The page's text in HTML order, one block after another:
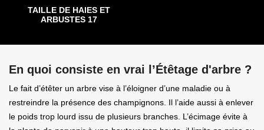
TAILLE DE HAIES ET
ARBUSTES 17
En quoi consiste en vrai l’Étêtage d'arbre ?
Le fait d’étêter un arbre vise à l’éloigner d’une maladie ou à
restreindre la présence des champignons. Il l’aide aussi à enlever
le poids trop lourd issu de plusieurs branches. L’écimage évite à